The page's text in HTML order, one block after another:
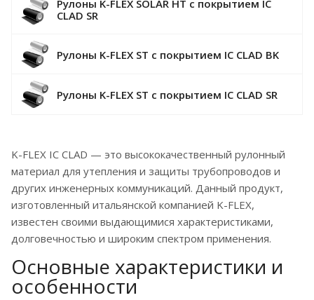
Рулоны K-FLEX SOLAR HT с покрытием IC
CLAD SR
Рулоны K-FLEX ST с покрытием IC CLAD BK
Рулоны K-FLEX ST с покрытием IC CLAD SR
K-FLEX IC CLAD — это высококачественный рулонный
материал для утепления и защиты трубопроводов и
других инженерных коммуникаций. Данный продукт,
изготовленный итальянской компанией K-FLEX,
известен своими выдающимися характеристиками,
долговечностью и широким спектром применения.
Основные характеристики и
особенности